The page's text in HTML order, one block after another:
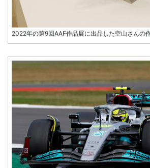
2022年の第9回AAF作品展に出品した空山さんの